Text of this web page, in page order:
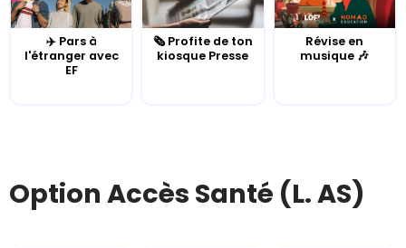
✈️ Pars à
l'étranger avec
EF
🗞️ Profite de ton
kiosque Presse
Révise en
musique 🎶
Option Accès Santé (L. AS)